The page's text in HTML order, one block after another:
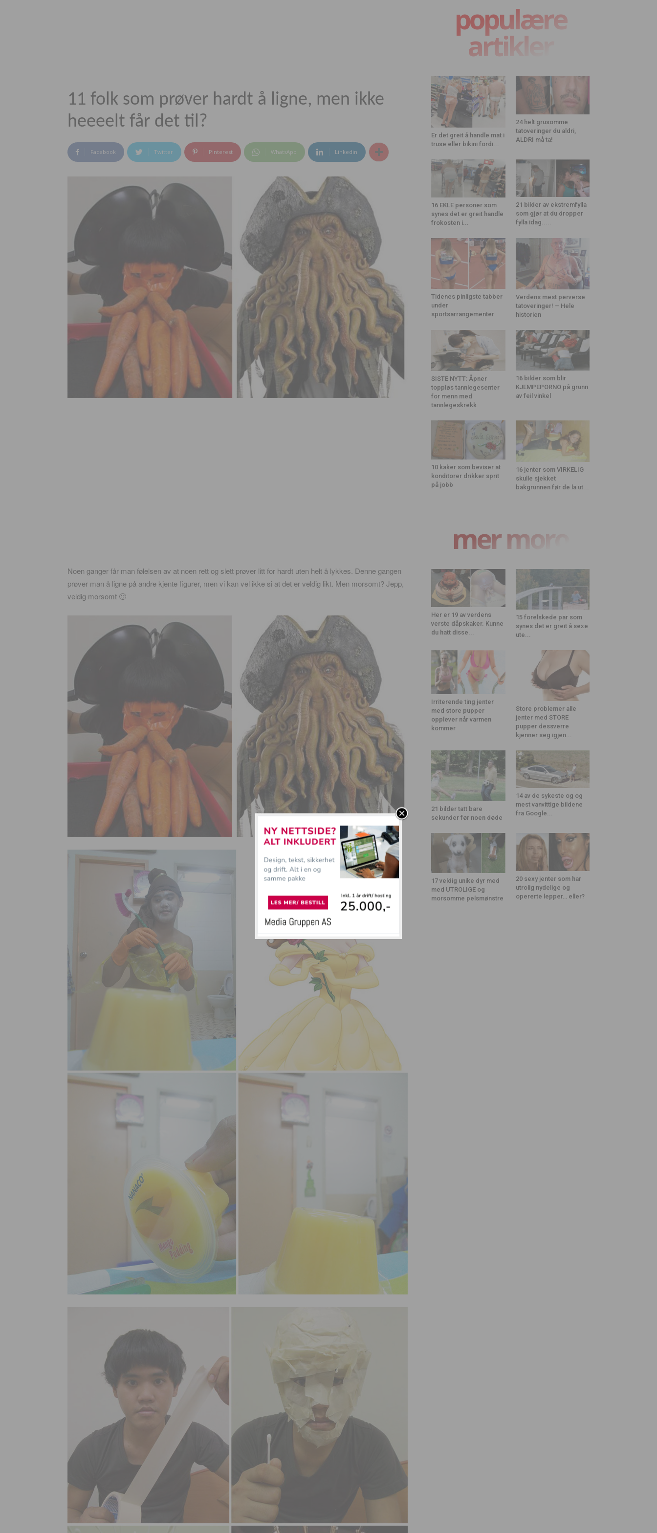
11 folk som prøver hardt å ligne, men ikke
heeeelt får det til?
Facebook Twitter Pinterest WhatsApp Linkedin
Noen ganger får man følelsen av at noen rett og slett prøver litt for hardt uten helt å lykkes. Denne gangen
prøver man å ligne på andre kjente figurer, men vi kan vel ikke si at det er veldig likt. Men morsomt? Jepp,
veldig morsomt 🙂
populære
artikler
Er det greit å handle mat i
truse eller bikini fordi...
24 helt grusomme
tatoveringer du aldri,
ALDRI må ta!
16 EKLE personer som
synes det er greit handle
frokosten i...
21 bilder av ekstremfylla
som gjør at du dropper
fylla idag.....
Tidenes pinligste tabber
under
sportsarrangementer
Verdens mest perverse
tatoveringer! – Hele
historien
SISTE NYTT: Åpner
toppløs tannlegesenter
for menn med
tannlegeskrekk
16 bilder som blir
KJEMPEPORNO på grunn
av feil vinkel
10 kaker som beviser at
konditorer drikker sprit
på jobb
16 jenter som VIRKELIG
skulle sjekket
bakgrunnen før de la ut...
mer moro
Her er 19 av verdens
verste dåpskaker. Kunne
du hatt disse...
15 forelskede par som
synes det er greit å sexe
ute...
Irriterende ting jenter
med store pupper
opplever når varmen
kommer
Store problemer alle
jenter med STORE
pupper dessverre
kjenner seg igjen...
21 bilder tatt bare
sekunder før noen døde
14 av de sykeste og og
mest vanvittige bildene
fra Google...
17 veldig unike dyr med
med UTROLIGE og
morsomme pelsmønstre
20 sexy jenter som har
utrolig nydelige og
opererte lepper… eller?